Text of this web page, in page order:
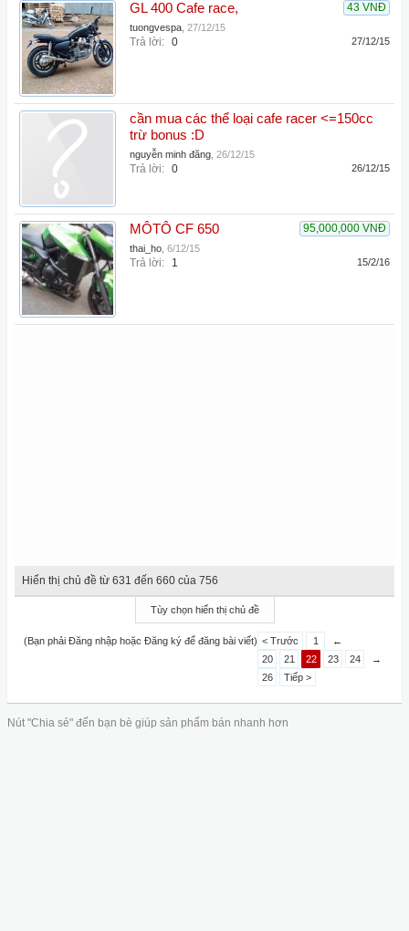
43 VNĐ
GL 400 Cafe race,
tuongvespa 27/12/15
Trả lời: 0 27/12/15
cần mua các thể loại cafe racer <=150cc
trừ bonus :D
nguyễn minh đăng 26/12/15
Trả lời: 0 26/12/15
95,000,000 VNĐ
MÔTÔ CF 650
thai_ho 6/12/15
Trả lời: 1 15/2/16
Hiển thị chủ đề từ 631 đến 660 của 756
Tùy chọn hiển thị chủ đề
(Bạn phải Đăng nhập hoặc Đăng ký để đăng bài viết) < Trước 1
←
20
21 22 23 24
→
26
Tiếp >
Nút "Chia sẻ" đến bạn bè giúp sản phẩm bán nhanh hơn